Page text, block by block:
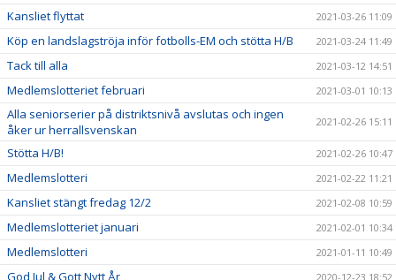
Kansliet flyttat 2021-03-26 11:09
Köp en landslagströja inför fotbolls-EM och stötta H/B 2021-03-24 11:49
Tack till alla 2021-03-12 14:51
Medlemslotteriet februari 2021-03-01 10:13
Alla seniorserier på distriktsnivå avslutas och ingen
åker ur herrallsvenskan
2021-02-26 15:11
Stötta H/B! 2021-02-26 10:47
Medlemslotteri 2021-02-22 11:21
Kansliet stängt fredag 12/2 2021-02-08 10:59
Medlemslotteriet januari 2021-02-01 10:34
Medlemslotteri 2021-01-11 10:49
God Jul & Gott Nytt År 2020-12-23 18:52